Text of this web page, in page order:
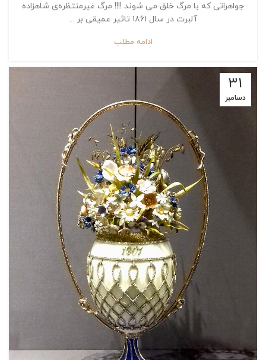
جواهراتی که با مرگ خلق می شوند !!!! مرگ غیرمنتظره‌ی شاهزاده
آلبرت در سال ۱۸۶۱ تاثیر عمیقی بر ...
ادامه مطلب
31
دسامبر